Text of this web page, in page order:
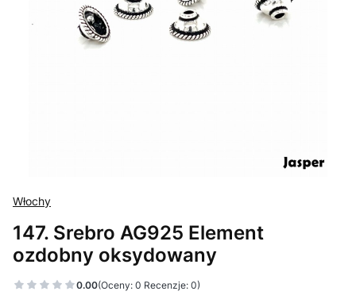
Włochy
147. Srebro AG925 Element
ozdobny oksydowany
0.00(Oceny: 0 Recenzje: 0)